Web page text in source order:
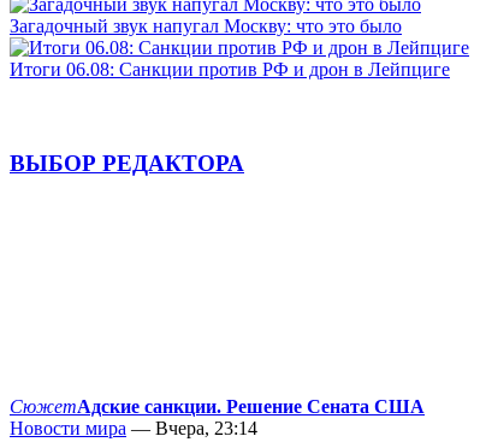
Загадочный звук напугал Москву: что это было
Итоги 06.08: Санкции против РФ и дрон в Лейпциге
ВЫБОР РЕДАКТОРА
СюжетАдские санкции. Решение Сената США
Новости мира — Вчера, 23:14